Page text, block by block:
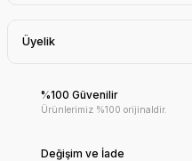
Üyelik
%100 Güvenilir
Ürünlerimiz %100 orijinaldir.
Değişim ve İade